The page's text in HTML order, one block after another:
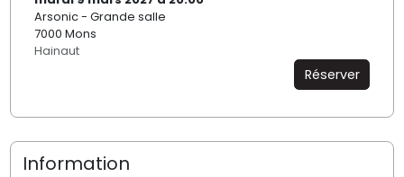
Arsonic - Grande salle
7000 Mons
Hainaut
Réserver
Information